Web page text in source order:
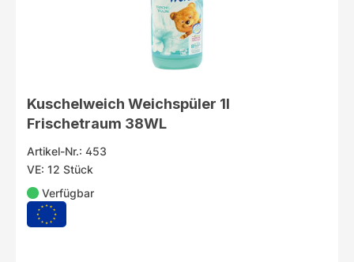
Kuschelweich Weichspüler 1l
Frischetraum 38WL
Artikel-Nr.: 453
VE: 12 Stück
Verfügbar